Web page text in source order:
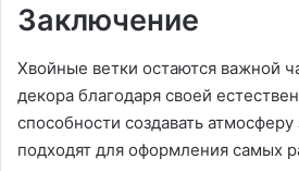
Заключение
Хвойные ветки остаются важной
декора благодаря своей
способности создавать
подходят для оформления самых